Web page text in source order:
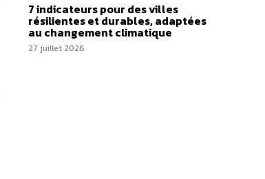
7 indicateurs pour des villes
résilientes et durables, adaptées
au changement climatique
27 juillet 2026